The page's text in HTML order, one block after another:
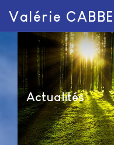
Valérie
Actualités